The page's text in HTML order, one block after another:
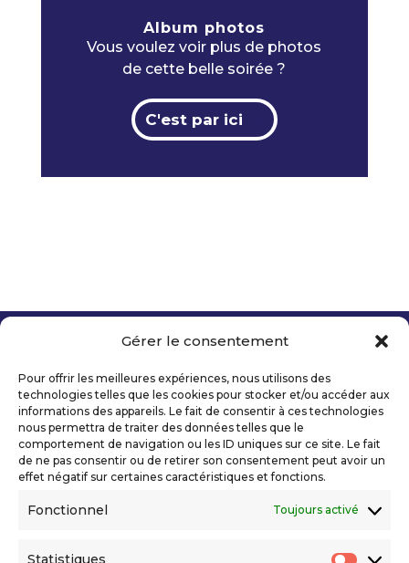
Gérer le consentement
Pour offrir les meilleures expériences, nous utilisons des
technologies telles que les cookies pour stocker et/ou accéder aux
informations des appareils. Le fait de consentir à ces technologies
nous permettra de traiter des données telles que le
comportement de navigation ou les ID uniques sur ce site. Le fait
de ne pas consentir ou de retirer son consentement peut avoir un
effet négatif sur certaines caractéristiques et fonctions.
Fonctionnel Toujours activé
Statistiques
Album photos
Vous voulez voir plus de photos
de cette belle soirée ?
C'est par ici
Mentions légales
Politique de confidentialité
Déclaration d’accessibilité numérique
Ils nous soutiennent